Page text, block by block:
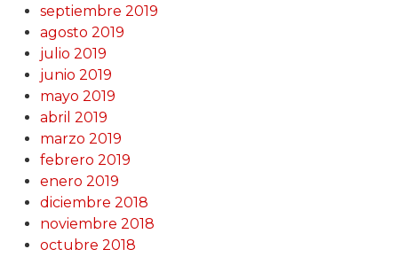
septiembre 2019
agosto 2019
julio 2019
junio 2019
mayo 2019
abril 2019
marzo 2019
febrero 2019
enero 2019
diciembre 2018
noviembre 2018
octubre 2018